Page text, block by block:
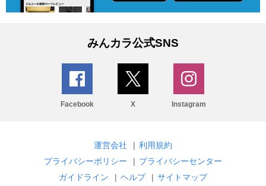
みんカラ公式SNS
Facebook X Instagram
運営会社 | 利用規約
プライバシーポリシー
| プライバシーセンター
ガイドライン
| ヘルプ | サイトマップ